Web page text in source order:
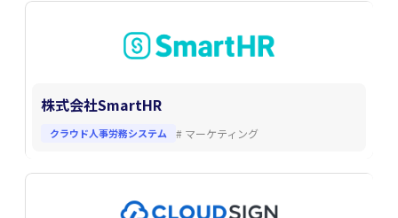
株式会社SmartHR
クラウド人事労務システム # マーケティング